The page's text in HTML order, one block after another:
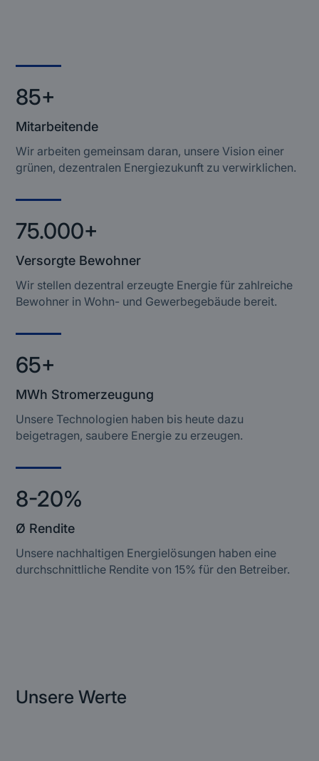
85+
Mitarbeitende
Wir arbeiten gemeinsam daran, unsere Vision einer
grünen, dezentralen Energiezukunft zu verwirklichen.
75.000+
Versorgte Bewohner
Wir stellen dezentral erzeugte Energie für zahlreiche
Bewohner in Wohn- und Gewerbegebäude bereit.
65+
MWh Stromerzeugung
Unsere Technologien haben bis heute dazu
beigetragen, saubere Energie zu erzeugen.
8-20%
Ø Rendite
Unsere nachhaltigen Energielösungen haben eine
durchschnittliche Rendite von 15% für den Betreiber.
Unsere Werte